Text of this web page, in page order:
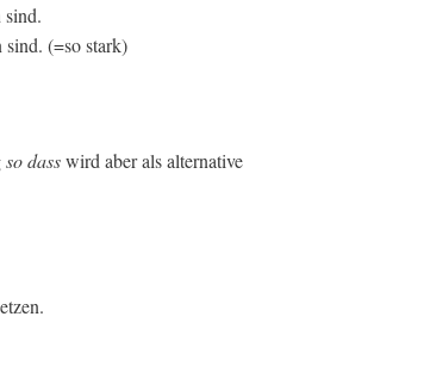
(=so stark)
so dasswird aber als alternative